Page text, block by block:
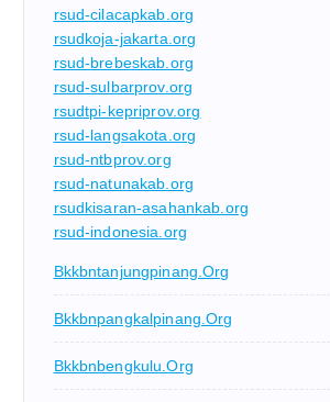
rsud-cilacapkab.org
rsudkoja-jakarta.org
rsud-brebeskab.org
rsud-sulbarprov.org
rsudtpi-kepriprov.org
rsud-langsakota.org
rsud-ntbprov.org
rsud-natunakab.org
rsudkisaran-asahankab.org
rsud-indonesia.org
Bkkbntanjungpinang.org
Bkkbnpangkalpinang.org
Bkkbnbengkulu.org